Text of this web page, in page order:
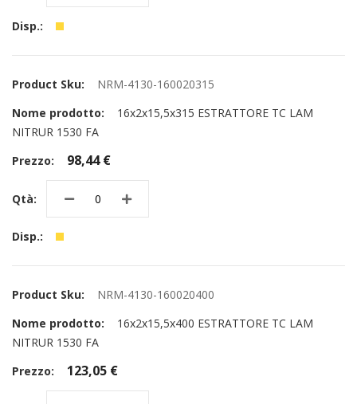
NRM-4130-160020315
16x2x15,5x315 ESTRATTORE TC LAM
NITRUR 1530 FA
98,44 €
NRM-4130-160020400
16x2x15,5x400 ESTRATTORE TC LAM
NITRUR 1530 FA
123,05 €